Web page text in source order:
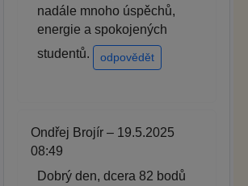
nadále mnoho úspěchů,
energie a spokojených
studentů.
odpovědět
Ondřej Brojír – 19.5.2025
08:49
Dobrý den, dcera 82 bodů